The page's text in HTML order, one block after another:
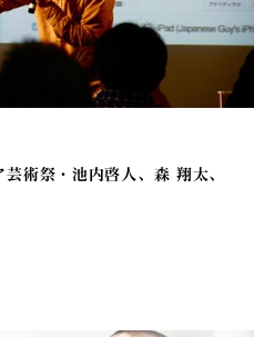
術祭・池内啓人、森 翔太、